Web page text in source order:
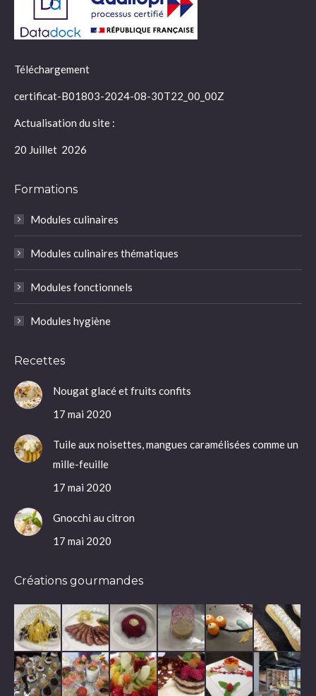
Téléchargement
certificat-B01803-2024-08-30T22_00_00Z
Actualisation du site :
20 Juillet 2026
Formations
Modules culinaires
Modules culinaires thématiques
Modules fonctionnels
Modules hygiène
Recettes
Nougat glacé et fruits confits
17 mai 2020
Tuile aux noisettes, mangues caramélisées comme un
mille-feuille
17 mai 2020
Gnocchi au citron
17 mai 2020
Créations gourmandes